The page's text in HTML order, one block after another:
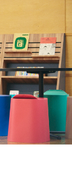
入試情報
資料請求